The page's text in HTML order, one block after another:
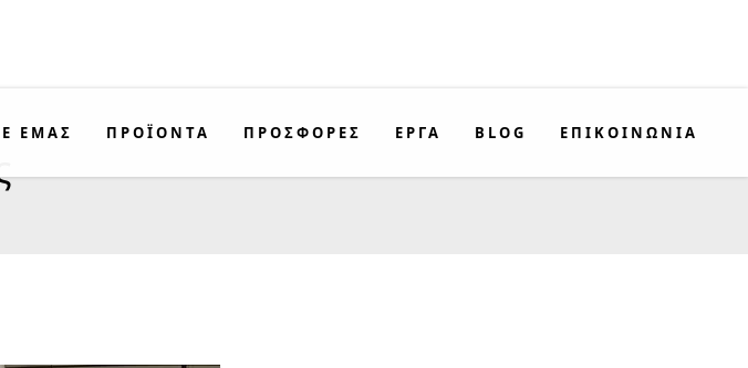
ΕΜΑΣ ΠΡΟΪΟΝΤΑ ΠΡΟΣΦΟΡΈΣ ΕΡΓΑ BLOG ΕΠΙΚΟΙΝΩΝΊΑ